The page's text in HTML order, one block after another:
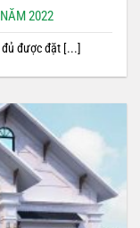
2022
được đặt [...]